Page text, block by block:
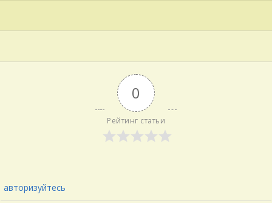
0
Рейтинг статьи
авторизуйтесь